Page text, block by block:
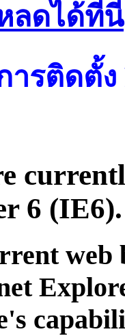
ลดได้ที่น
ารติดตั้
6 (IE6).
web